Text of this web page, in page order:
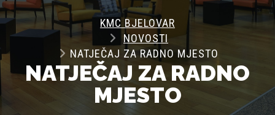
NATJEČAJ ZA RADNO
MJESTO
KMC BJELOVAR
NOVOSTI
NATJEČAJ ZA RADNO MJESTO